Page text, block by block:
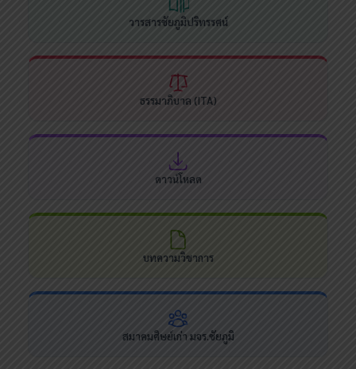
วารสารชัยภูมิปริทรรศน์
ธรรมาภิบาล (ITA)
ดาวน์โหลด
บทความวิชาการ
สมาคมศิษย์เก่า มจร.ชัยภูมิ